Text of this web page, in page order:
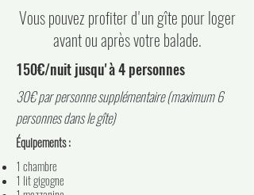
Vous pouvez profiter d'un gîte pour loger
avant ou après votre balade.
150€/nuit jusqu'à 4 personnes
30€ par personne supplémentaire (maximum 6
personnes dans le gîte)
Équipements :
1 chambre
1 lit gigogne